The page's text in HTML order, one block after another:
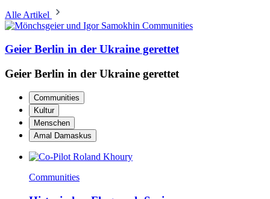
Alle Artikel
Communities
Geier Berlin in der Ukraine gerettet
Geier Berlin in der Ukraine gerettet
Communities
Kultur
Menschen
Amal Damaskus
Communities